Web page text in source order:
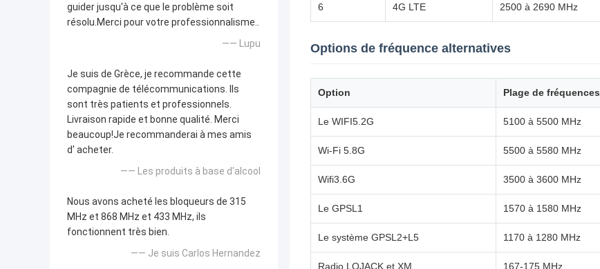
guider jusqu'à ce que le problème soit
résolu.Merci pour votre professionnalisme..
—— Lupu
Je suis de Grèce, je recommande cette
compagnie de télécommunications. Ils
sont très patients et professionnels.
Livraison rapide et bonne qualité. Merci
beaucoup!Je recommanderai à mes amis
d' acheter.
—— Les produits à base d'alcool
Nous avons acheté les bloqueurs de 315
MHz et 868 MHz et 433 MHz, ils
fonctionnent très bien.
—— Je suis Carlos Hernandez
6 4G LTE 2500 à 2690 MHz
Options de fréquence alternatives
Option Plage de fréquences
Le WIFI5.2G 5100 à 5500 MHz
Wi-Fi 5.8G 5500 à 5580 MHz
Wifi3.6G 3500 à 3600 MHz
Le GPSL1 1570 à 1580 MHz
Le système GPSL2+L5 1170 à 1280 MHz
Radio LOJACK et XM 167-175 MHz